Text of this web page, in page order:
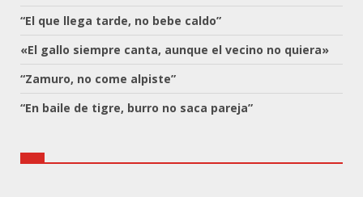
“El que llega tarde, no bebe caldo”
«El gallo siempre canta, aunque el vecino no quiera»
“Zamuro, no come alpiste”
“En baile de tigre, burro no saca pareja”